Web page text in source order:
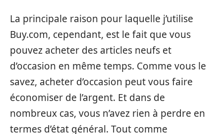
La principale raison pour laquelle j’utilise
Buy.com, cependant, est le fait que vous
pouvez acheter des articles neufs et
d’occasion en même temps. Comme vous le
savez, acheter d’occasion peut vous faire
économiser de l’argent. Et dans de
nombreux cas, vous n’avez rien à perdre en
termes d’état général. Tout comme